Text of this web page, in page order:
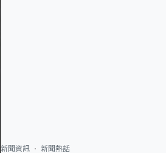
新聞資訊 新聞熱話